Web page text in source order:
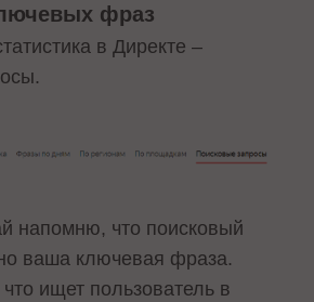
фраз
в Директе –
напомню, что поисковый
ваша ключевая фраза.
ищет пользователь в